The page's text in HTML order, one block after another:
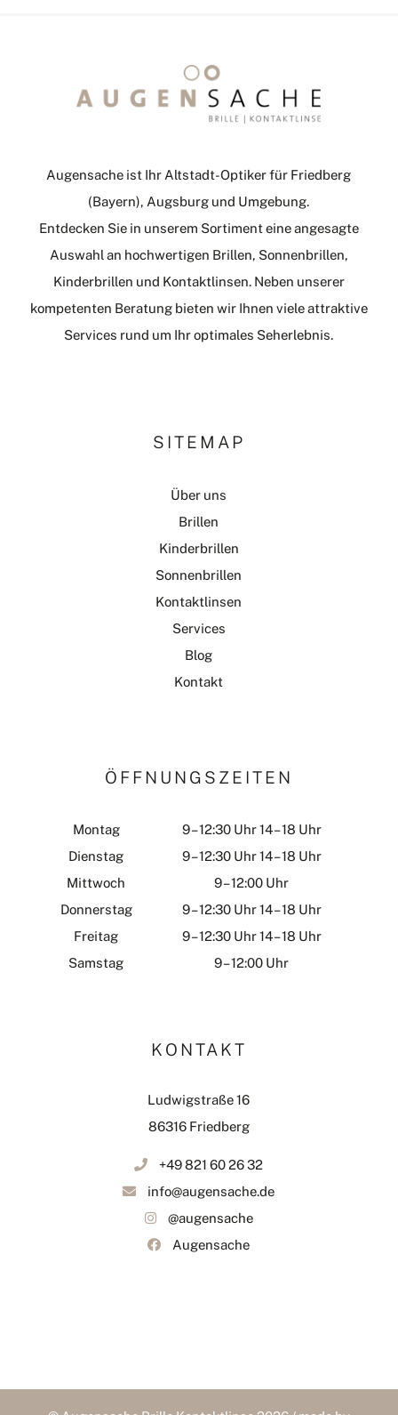
Augensache ist Ihr Altstadt-Optiker für Friedberg
(Bayern), Augsburg und Umgebung.
Entdecken Sie in unserem Sortiment eine angesagte
Auswahl an hochwertigen Brillen, Sonnenbrillen,
Kinderbrillen und Kontaktlinsen. Neben unserer
kompetenten Beratung bieten wir Ihnen viele attraktive
Services rund um Ihr optimales Seherlebnis.
SITEMAP
Über uns
Brillen
Kinderbrillen
Sonnenbrillen
Kontaktlinsen
Services
Blog
Kontakt
ÖFFNUNGSZEITEN
Montag
9 – 12:30 Uhr 14 – 18 Uhr
Dienstag
9 – 12:30 Uhr 14 – 18 Uhr
Mittwoch
9 – 12:00 Uhr
Donnerstag
9 – 12:30 Uhr 14 – 18 Uhr
Freitag
9 – 12:30 Uhr 14 – 18 Uhr
Samstag
9 – 12:00 Uhr
KONTAKT
Ludwigstraße 16
86316 Friedberg
+49 821 60 26 32
info@augensache.de
@augensache
Augensache